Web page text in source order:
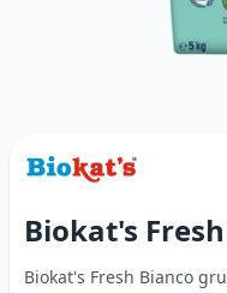
Biokat's
Biokat's Fresh Bianco